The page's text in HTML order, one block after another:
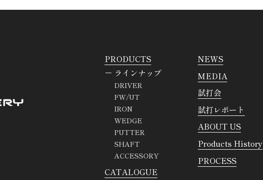
PRODUCTS
ラインナップ
DRIVER
FW/UT
IRON
WEDGE
PUTTER
SHAFT
ACCESSORY
CATALOGUE
NEWS
MEDIA
試打会
試打レポート
ABOUT US
Products History
PROCESS